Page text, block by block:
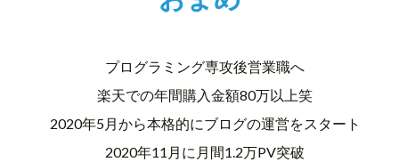
プログラミング専攻後営業職へ
楽天での年間購入金額80万以上笑
2020年5月から本格的にブログの運営をスタート
2020年11月に月間1.2万PV突破